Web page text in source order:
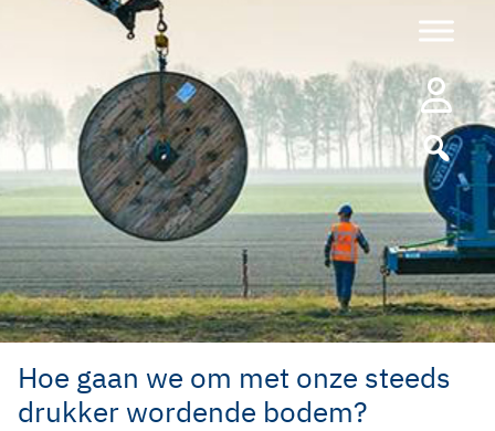
Hoe gaan we om met onze steeds
drukker wordende bodem?